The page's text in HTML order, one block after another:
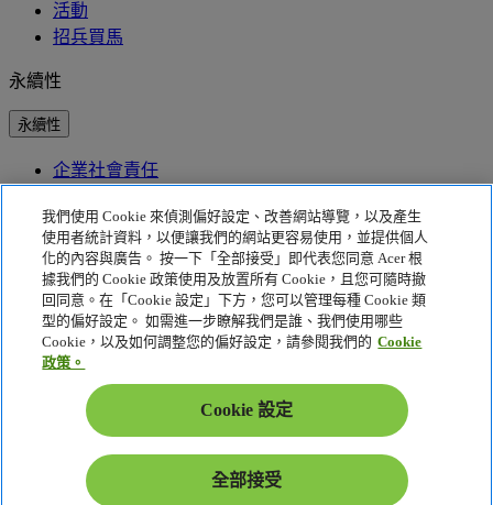
活動
招兵買馬
永續性
永續性
企業社會責任
Project Humanity
Earthion
EPEAT
隱私權政策
Cookie 政策
法律聲明
協助工具政策
Cookie 設定
台灣 - 繁體中文
© 2026 Acer Inc.
我們使用 Cookie 來偵測偏好設定、改善網站導覽，以及產生
使用者統計資料，以便讓我們的網站更容易使用，並提供個人
化的內容與廣告。 按一下「全部接受」即代表您同意 Acer 根
據我們的 Cookie 政策使用及放置所有 Cookie，且您可隨時撤
回同意。在「Cookie 設定」下方，您可以管理每種 Cookie 類
型的偏好設定。 如需進一步瞭解我們是誰、我們使用哪些
Cookie，以及如何調整您的偏好設定，請參閱我們的 Cookie
政策。
Cookie 設定
全部接受